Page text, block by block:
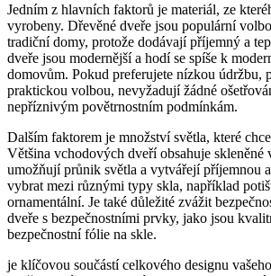
Jedním z hlavních faktorů je materiál, ze
vyrobeny. Dřevěné dveře jsou populární
tradiční domy, protože dodávají příjemný a
dveře jsou modernější a hodí se spíše k
domovům. Pokud preferujete nízkou údržbu,
praktickou volbou, nevyžadují žádné
nepříznivým povětrnostním podmínkám.
Dalším faktorem je množství světla, které
Většina vchodových dveří obsahuje skleněné
umožňují průnik světla a vytvářejí příjemnou
vybrat mezi různými typy skla, například
ornamentální. Je také důležité zvážit
dveře s bezpečnostními prvky, jako jsou
bezpečnostní fólie na skle.
je klíčovou součástí celkového designu